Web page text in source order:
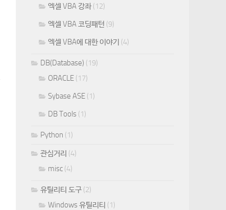
엑셀 VBA 강좌(12)
엑셀 VBA 코딩패턴 (9)
엑셀 VBA에 대한 이야기 (4)
DB(Database) (19)
ORACLE (17)
Sybase ASE (1)
DB Tools (1)
Python (1)
관심거리 (4)
misc (4)
유틸리티 도구 (2)
Windows 유틸리티 (1)